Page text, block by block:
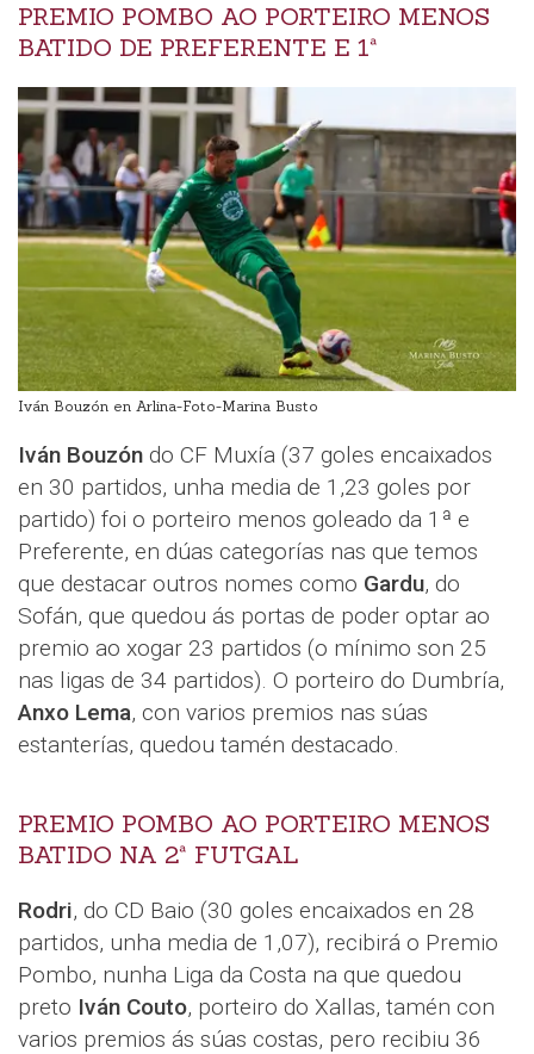
PREMIO POMBO AO PORTEIRO MENOS
BATIDO DE PREFERENTE E 1ª
Iván Bouzón en Arlina-Foto-Marina Busto
Iván Bouzón do CF Muxía (37 goles encaixados
en 30 partidos, unha media de 1,23 goles por
partido) foi o porteiro menos goleado da 1ª e
Preferente, en dúas categorías nas que temos
que destacar outros nomes como Gardu, do
Sofán, que quedou ás portas de poder optar ao
premio ao xogar 23 partidos (o mínimo son 25
nas ligas de 34 partidos). O porteiro do Dumbría,
Anxo Lema, con varios premios nas súas
estanterías, quedou tamén destacado.
PREMIO POMBO AO PORTEIRO MENOS
BATIDO NA 2ª FUTGAL
Rodri, do CD Baio (30 goles encaixados en 28
partidos, unha media de 1,07), recibirá o Premio
Pombo, nunha Liga da Costa na que quedou
preto Iván Couto, porteiro do Xallas, tamén con
varios premios ás súas costas, pero recibiu 36